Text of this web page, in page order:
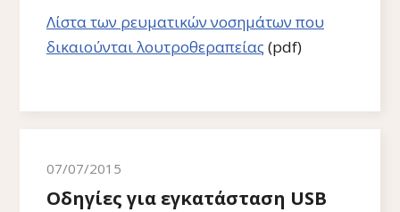
Λίστα των ρευματικών νοσημάτων που
δικαιούνται λουτροθεραπείας (pdf)
07/07/2015
Οδηγίες για εγκατάσταση USB